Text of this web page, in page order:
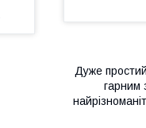
Дуже
гарним